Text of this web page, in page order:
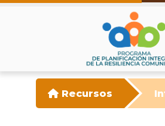
Recursos